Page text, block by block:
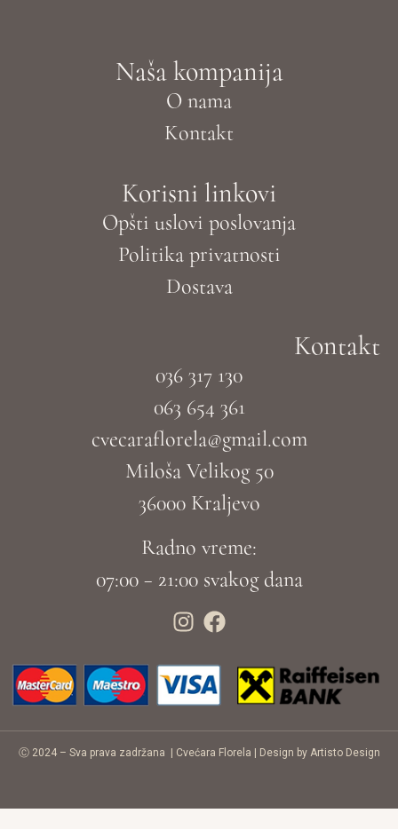
Naša kompanija
O nama
Kontakt
Korisni linkovi
Opšti uslovi poslovanja
Politika privatnosti
Dostava
Kontakt
036 317 130
063 654 361
cvecaraflorela@gmail.com
Miloša Velikog 50
36000 Kraljevo
Radno vreme:
07:00 – 21:00 svakog dana
Ⓒ 2024 – Sva prava zadržana | Cvećara Florela | Design by Artisto Design